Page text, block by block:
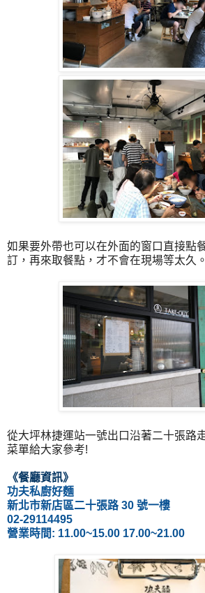
如果要外帶也可以在外面的窗口直接點
訂，再來取餐點，才不會在現場等太久。
從大坪林捷運站一號出口沿著二十張路
菜單給大家參考!
《餐廳資訊》
功夫私廚好麵
新北市新店區二十張路 30 號一樓
02-29114495
營業時間: 11.00~15.00 17.00~21.00